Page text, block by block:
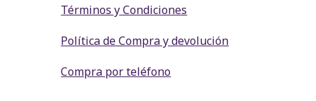
Términos y Condiciones
Política de Compra y devolución
Compra por teléfono